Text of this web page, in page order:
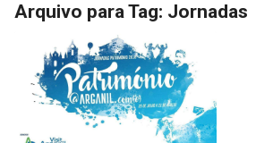
Arquivo para Tag: Jornadas